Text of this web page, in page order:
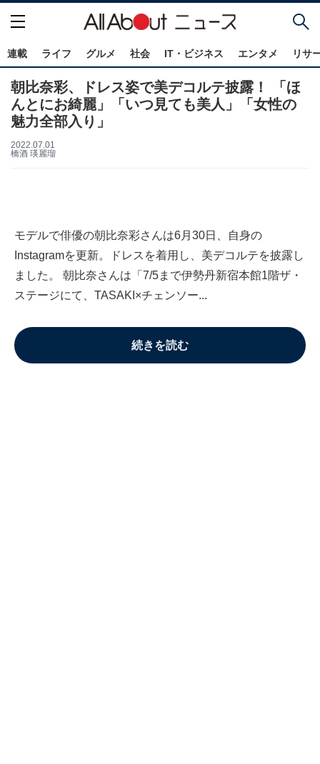
連載 ライフ グルメ 社会 IT・ビジネス エンタメ リサ
朝比奈彩、ドレス姿で美デコルテ披露！ 「ほ
んとにお綺麗」「いつ見ても美人」「女性の
魅力全部入り」
2022.07.01
橋酒 瑛麗瑠
モデルで俳優の朝比奈彩さんは6月30日、自身の
Instagramを更新。ドレスを着用し、美デコルテを披露し
ました。 朝比奈さんは「7/5まで伊勢丹新宿本館1階ザ・
ステージにて、TASAKI×チェンソー...
続きを読む